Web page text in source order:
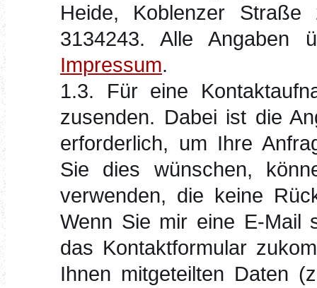
Heide, Koblenzer
3134243. Alle Angaben
Impressum.
1.3. Für eine
zusenden. Dabei ist die
erforderlich, um Ihre
Sie dies wünschen,
verwenden, die keine
Wenn Sie mir eine E-Mail
das Kontaktformular
Ihnen mitgeteilten Daten